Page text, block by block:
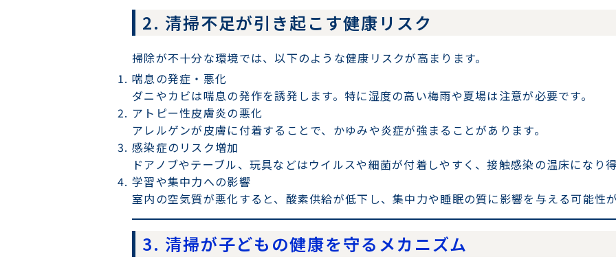
2. 清掃不足が引き起こす健康リスク
掃除が不十分な環境では、以下のような健康リスクが高まります。
喘息の発症・悪化
ダニやカビは喘息の発作を誘発します。特に湿度の高い梅雨や夏場は注意が必要です。
アトピー性皮膚炎の悪化
アレルゲンが皮膚に付着することで、かゆみや炎症が強まることがあります。
感染症のリスク増加
ドアノブやテーブル、玩具などはウイルスや細菌が付着しやすく、接触感染の温床になり
学習や集中力への影響
室内の空気質が悪化すると、酸素供給が低下し、集中力や睡眠の質に影響を与える可能性
3. 清掃が子どもの健康を守るメカニズム